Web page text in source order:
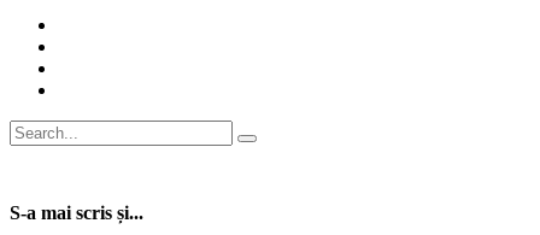
Search
for:
S-a mai scris și...